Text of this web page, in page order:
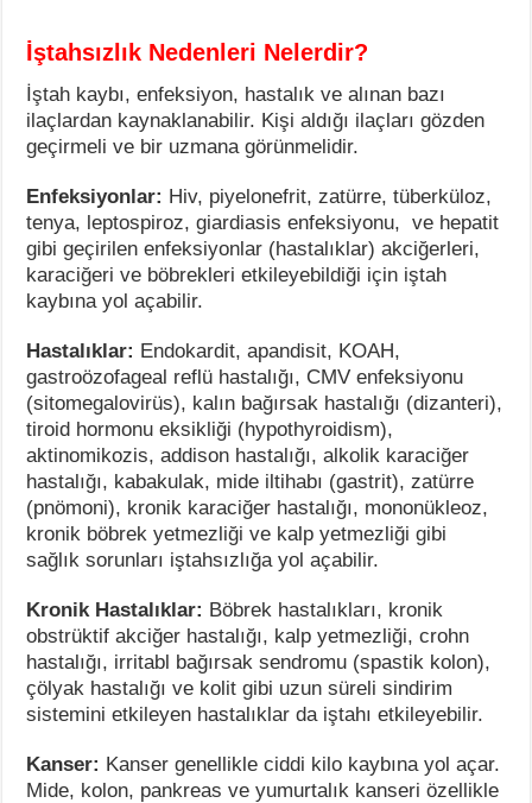
İştahsızlık Nedenleri Nelerdir?
İştah kaybı, enfeksiyon, hastalık ve alınan bazı
ilaçlardan kaynaklanabilir. Kişi aldığı ilaçları gözden
geçirmeli ve bir uzmana görünmelidir.
Enfeksiyonlar: Hiv, piyelonefrit, zatürre, tüberküloz,
tenya, leptospiroz, giardiasis enfeksiyonu, ve hepatit
gibi geçirilen enfeksiyonlar (hastalıklar) akciğerleri,
karaciğeri ve böbrekleri etkileyebildiği için iştah
kaybına yol açabilir.
Hastalıklar: Endokardit, apandisit, KOAH,
gastroözofageal reflü hastalığı, CMV enfeksiyonu
(sitomegalovirüs), kalın bağırsak hastalığı (dizanteri),
tiroid hormonu eksikliği (hypothyroidism),
aktinomikozis, addison hastalığı, alkolik karaciğer
hastalığı, kabakulak, mide iltihabı (gastrit), zatürre
(pnömoni), kronik karaciğer hastalığı, mononükleoz,
kronik böbrek yetmezliği ve kalp yetmezliği gibi
sağlık sorunları iştahsızlığa yol açabilir.
Kronik Hastalıklar: Böbrek hastalıkları, kronik
obstrüktif akciğer hastalığı, kalp yetmezliği, crohn
hastalığı, irritabl bağırsak sendromu (spastik kolon),
çölyak hastalığı ve kolit gibi uzun süreli sindirim
sistemini etkileyen hastalıklar da iştahı etkileyebilir.
Kanser: Kanser genellikle ciddi kilo kaybına yol açar.
Mide, kolon, pankreas ve yumurtalık kanseri özellikle